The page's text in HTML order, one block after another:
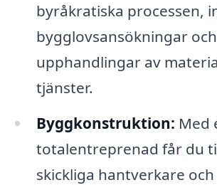
byråkratiska processen,
bygglovsansökningar
upphandlingar av
tjänster.
Byggkonstruktion: Med
totalentreprenad får du
skickliga hantverkare och